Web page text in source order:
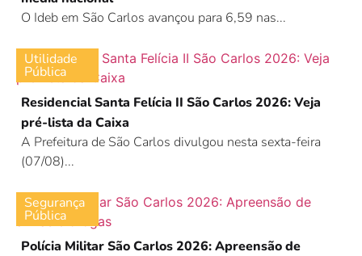
O Ideb em São Carlos avançou para 6,59 nas...
Utilidade
Pública
Residencial Santa Felícia II São Carlos 2026: Veja
pré-lista da Caixa
A Prefeitura de São Carlos divulgou nesta sexta-feira
(07/08)...
Segurança
Pública
Polícia Militar São Carlos 2026: Apreensão de